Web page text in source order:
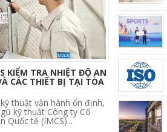
KIỂM TRA NHIỆT ĐỘ AN
CÁC THIẾT BỊ TẠI TÒA
thuật vận hành ổn định,
kỹ thuật Công ty Cổ
Quốc tế (IMCS)...